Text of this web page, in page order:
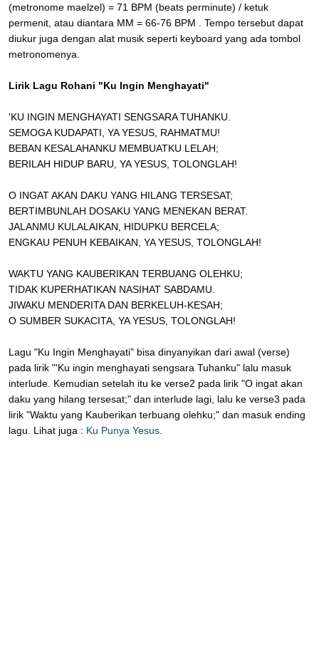
(metronome maelzel) = 71 BPM (beats perminute) / ketuk
permenit, atau diantara MM = 66-76 BPM . Tempo tersebut dapat
diukur juga dengan alat musik seperti keyboard yang ada tombol
metronomenya.
Lirik Lagu Rohani "Ku Ingin Menghayati"
'KU INGIN MENGHAYATI SENGSARA TUHANKU.
SEMOGA KUDAPATI, YA YESUS, RAHMATMU!
BEBAN KESALAHANKU MEMBUATKU LELAH;
BERILAH HIDUP BARU, YA YESUS, TOLONGLAH!
O INGAT AKAN DAKU YANG HILANG TERSESAT;
BERTIMBUNLAH DOSAKU YANG MENEKAN BERAT.
JALANMU KULALAIKAN, HIDUPKU BERCELA;
ENGKAU PENUH KEBAIKAN, YA YESUS, TOLONGLAH!
WAKTU YANG KAUBERIKAN TERBUANG OLEHKU;
TIDAK KUPERHATIKAN NASIHAT SABDAMU.
JIWAKU MENDERITA DAN BERKELUH-KESAH;
O SUMBER SUKACITA, YA YESUS, TOLONGLAH!
Lagu "Ku Ingin Menghayati" bisa dinyanyikan dari awal (verse)
pada lirik "'Ku ingin menghayati sengsara Tuhanku" lalu masuk
interlude. Kemudian setelah itu ke verse2 pada lirik "O ingat akan
daku yang hilang tersesat;" dan interlude lagi, lalu ke verse3 pada
lirik "Waktu yang Kauberikan terbuang olehku;" dan masuk ending
lagu. Lihat juga : Ku Punya Yesus